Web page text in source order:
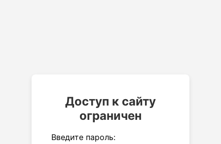
Доступ к сайту
ограничен
Введите пароль: